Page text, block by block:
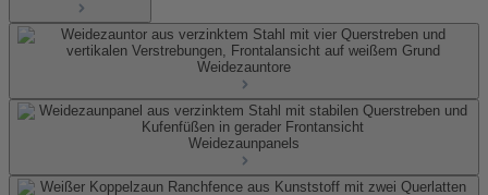
Weidezauntore
Weidezaunpanels